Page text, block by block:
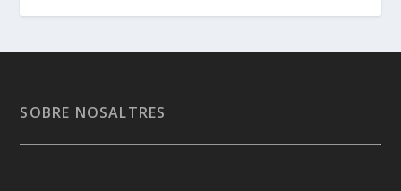
SOBRE NOSALTRES